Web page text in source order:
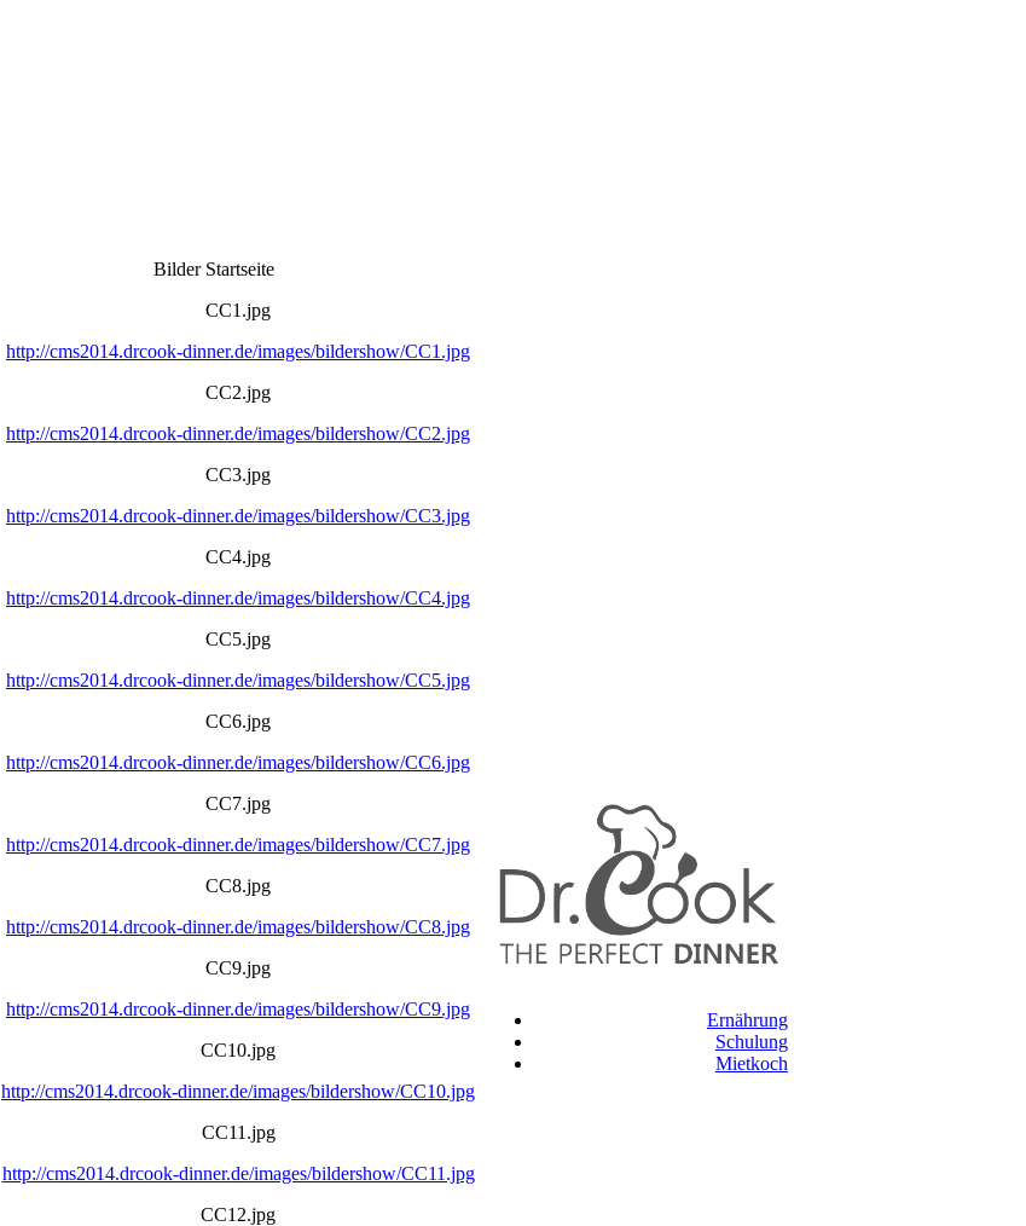
Bilder Startseite
CC1.jpg
http://cms2014.drcook-dinner.de/images/bildershow/CC1.jpg
CC2.jpg
http://cms2014.drcook-dinner.de/images/bildershow/CC2.jpg
CC3.jpg
http://cms2014.drcook-dinner.de/images/bildershow/CC3.jpg
CC4.jpg
http://cms2014.drcook-dinner.de/images/bildershow/CC4.jpg
CC5.jpg
http://cms2014.drcook-dinner.de/images/bildershow/CC5.jpg
CC6.jpg
http://cms2014.drcook-dinner.de/images/bildershow/CC6.jpg
CC7.jpg
http://cms2014.drcook-dinner.de/images/bildershow/CC7.jpg
CC8.jpg
http://cms2014.drcook-dinner.de/images/bildershow/CC8.jpg
CC9.jpg
http://cms2014.drcook-dinner.de/images/bildershow/CC9.jpg
CC10.jpg
http://cms2014.drcook-dinner.de/images/bildershow/CC10.jpg
CC11.jpg
http://cms2014.drcook-dinner.de/images/bildershow/CC11.jpg
CC12.jpg
Ernährung
Schulung
Mietkoch